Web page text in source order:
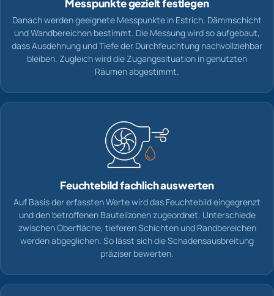
Messpunkte gezielt festlegen
Danach werden geeignete Messpunkte in Estrich, Dämmschicht
und Wandbereichen bestimmt. Die Messung wird so aufgebaut,
dass Ausdehnung und Tiefe der Durchfeuchtung nachvollziehbar
bleiben. Zugleich wird die Zugangssituation in genutzten
Räumen abgestimmt.
Feuchtebild fachlich auswerten
Auf Basis der erfassten Werte wird das Feuchtebild eingegrenzt
und den betroffenen Bauteilzonen zugeordnet. Unterschiede
zwischen Oberfläche, tieferen Schichten und Randbereichen
werden abgeglichen. So lässt sich die Schadensausbreitung
präziser bewerten.